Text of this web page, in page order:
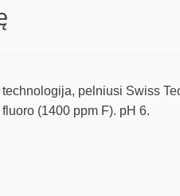
pelniusi Swiss
(1400 ppm F). pH 6.